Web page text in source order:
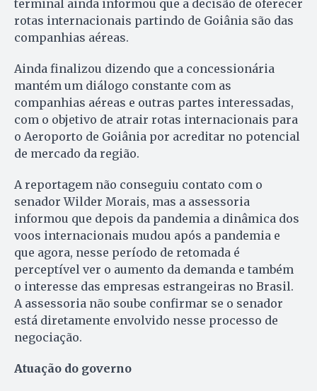
terminal ainda informou que a decisão de oferecer
rotas internacionais partindo de Goiânia são das
companhias aéreas.
Ainda finalizou dizendo que a concessionária
mantém um diálogo constante com as
companhias aéreas e outras partes interessadas,
com o objetivo de atrair rotas internacionais para
o Aeroporto de Goiânia por acreditar no potencial
de mercado da região.
A reportagem não conseguiu contato com o
senador Wilder Morais, mas a assessoria
informou que depois da pandemia a dinâmica dos
voos internacionais mudou após a pandemia e
que agora, nesse período de retomada é
perceptível ver o aumento da demanda e também
o interesse das empresas estrangeiras no Brasil.
A assessoria não soube confirmar se o senador
está diretamente envolvido nesse processo de
negociação.
Atuação do governo